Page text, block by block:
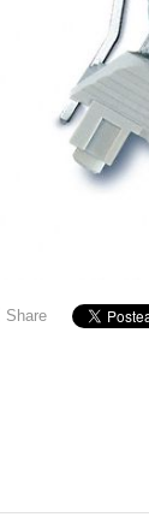
Share